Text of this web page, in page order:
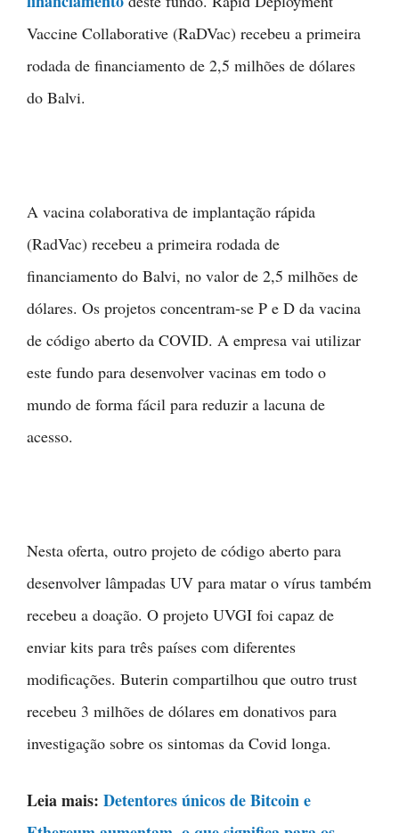
Vaccine Collaborative (RaDVac) recebeu a primeira
rodada de financiamento de 2,5 milhões de dólares
do Balvi.
A vacina colaborativa de implantação rápida
(RadVac) recebeu a primeira rodada de
financiamento do Balvi, no valor de 2,5 milhões de
dólares. Os projetos concentram-se P e D da vacina
de código aberto da COVID. A empresa vai utilizar
este fundo para desenvolver vacinas em todo o
mundo de forma fácil para reduzir a lacuna de
acesso.
Nesta oferta, outro projeto de código aberto para
desenvolver lâmpadas UV para matar o vírus também
recebeu a doação. O projeto UVGI foi capaz de
enviar kits para três países com diferentes
modificações. Buterin compartilhou que outro trust
recebeu 3 milhões de dólares em donativos para
investigação sobre os sintomas da Covid longa.
Leia mais: Detentores únicos de Bitcoin e